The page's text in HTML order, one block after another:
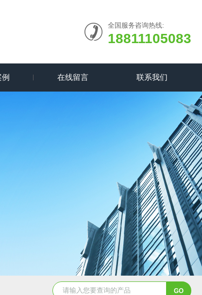
全国服务咨询热线:
18811105083
在线留言 联系我们